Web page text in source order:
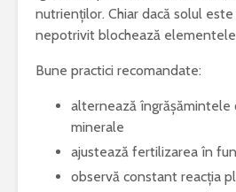
nutrienților. Chiar dacă solul
nepotrivit blochează
Bune practici recomandate:
alternează îngrășămintele
minerale
ajustează fertilizarea în
observă constant reacția